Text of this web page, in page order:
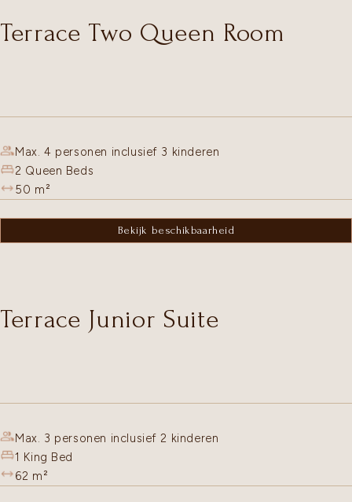
Terrace Two Queen Room
Max. 4 personen inclusief 3 kinderen
2 Queen Beds
50 m²
Bekijk beschikbaarheid
Terrace Junior Suite
Max. 3 personen inclusief 2 kinderen
1 King Bed
62 m²